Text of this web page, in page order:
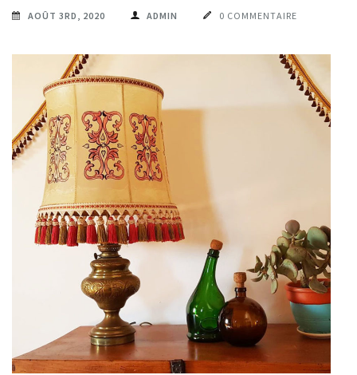
AOÛT 3RD, 2020 ADMIN 0 COMMENTAIRE